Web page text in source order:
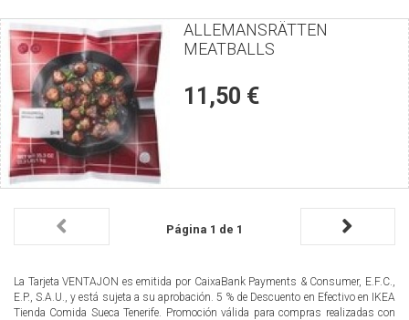
Puntúe
el
ALLEMANSRÄTTEN
MEATBALLS
11,50 €
Página 1 de 1
La Tarjeta VENTAJON es emitida por CaixaBank Payments & Consumer, E.F.C.,
E.P., S.A.U., y está sujeta a su aprobación. 5 % de Descuento en Efectivo en IKEA
Tienda Comida Sueca Tenerife. Promoción válida para compras realizadas con